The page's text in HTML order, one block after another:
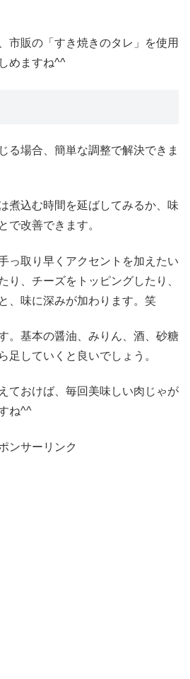
市販の「すき焼きのタレ」を使用
めますね^^
る場合、簡単な調整で解決できま
煮込む時間を延ばしてみるか、味
で改善できます。
っ取り早くアクセントを加えたい
り、チーズをトッピングしたり、
、味に深みが加わります。笑
。基本の醤油、みりん、酒、砂糖
足していくと良いでしょう。
ておけば、毎回美味しい肉じゃが
ね^^
ンサーリンク